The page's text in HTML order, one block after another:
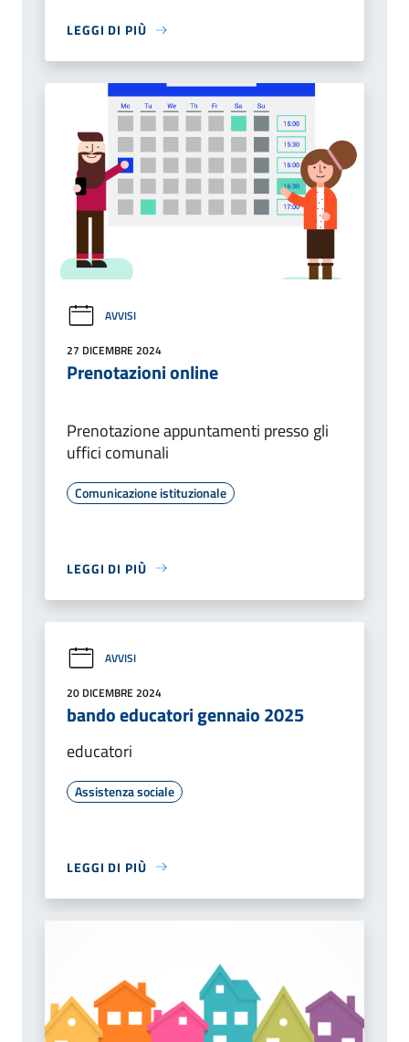
LEGGI DI PIÙ
AVVISI
27 DICEMBRE 2024
Prenotazioni online
Prenotazione appuntamenti presso gli
uffici comunali
Comunicazione istituzionale
LEGGI DI PIÙ
AVVISI
20 DICEMBRE 2024
bando educatori gennaio 2025
educatori
Assistenza sociale
LEGGI DI PIÙ